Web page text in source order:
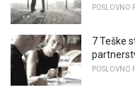
POSLOVNO
7 Teške
POSLOVNO